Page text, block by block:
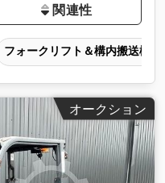
関連性
フォークリフト＆構内搬送機器
オークション